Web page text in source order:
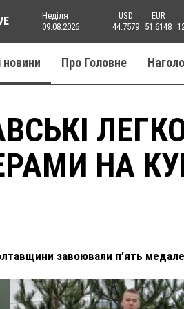
Неділя
09.08.2026
USD
44.7579
EUR
51.6148
новини Про Головне
НА
завоювали п’ять